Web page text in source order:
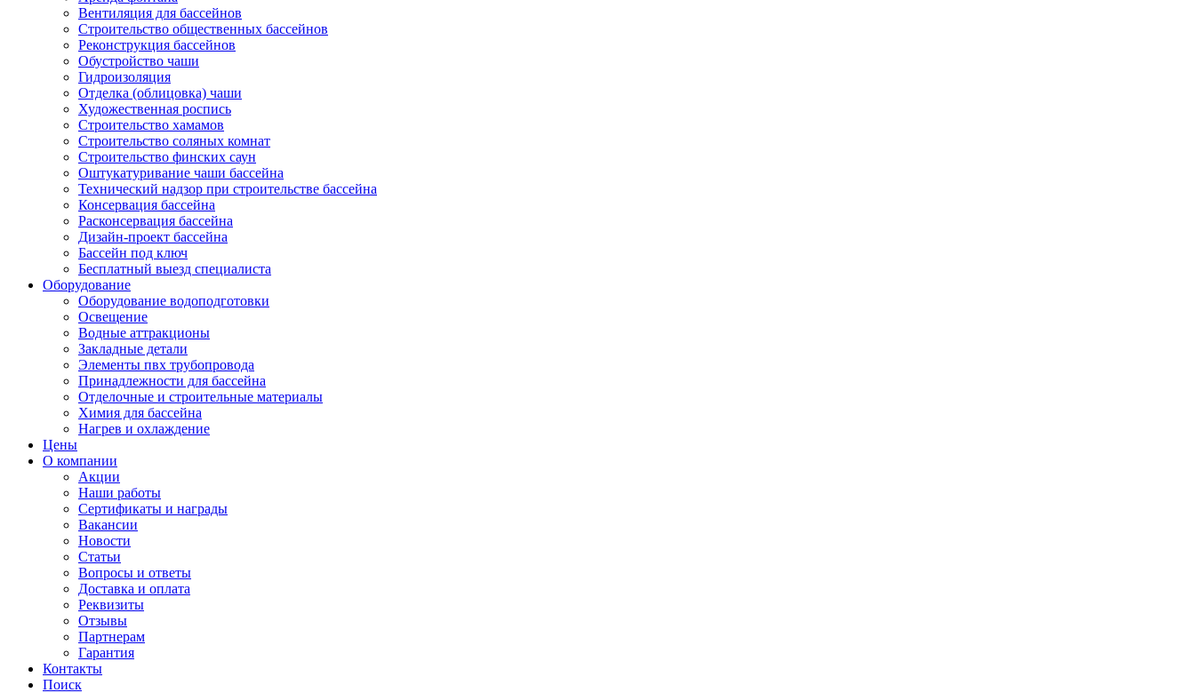
Вентиляция для бассейнов
Строительство общественных бассейнов
Реконструкция бассейнов
Обустройство чаши
Гидроизоляция
Отделка (облицовка) чаши
Художественная роспись
Строительство хамамов
Строительство соляных комнат
Строительство финских саун
Оштукатуривание чаши бассейна
Технический надзор при строительстве бассейна
Консервация бассейна
Расконсервация бассейна
Дизайн-проект бассейна
Бассейн под ключ
Бесплатный выезд специалиста
Оборудование
Оборудование водоподготовки
Освещение
Водные аттракционы
Закладные детали
Элементы пвх трубопровода
Принадлежности для бассейна
Отделочные и строительные материалы
Химия для бассейна
Нагрев и охлаждение
Цены
О компании
Акции
Наши работы
Сертификаты и награды
Вакансии
Новости
Статьи
Вопросы и ответы
Доставка и оплата
Реквизиты
Отзывы
Партнерам
Гарантия
Контакты
Поиск